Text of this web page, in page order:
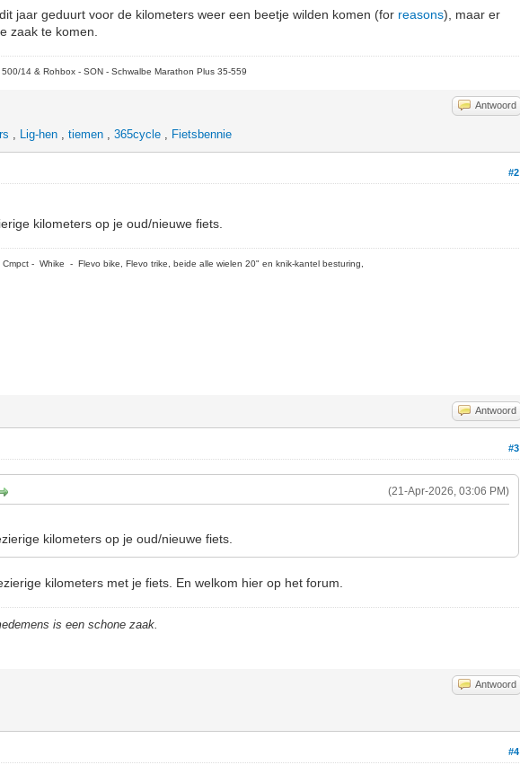
jaar geduurt voor de kilometers weer een beetje wilden komen (for reasons), maar er
zaak te komen.
14 & Rohbox - SON - Schwalbe Marathon Plus 35-559
Antwoord
, Lig-hen ,tiemen ,365cycle , Fietsbennie
#2
kilometers op je oud/nieuwe fiets.
- Whike - Flevo bike, Flevo trike, beide alle wielen 20" en knik-kantel besturing,
Antwoord
#3
(21-Apr-2026, 03:06 PM)
kilometers op je oud/nieuwe fiets.
kilometers met je fiets. En welkom hier op het forum.
is een schone zaak.
Antwoord
#4